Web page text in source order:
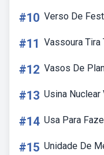
#10 Verso De
#11 Vassoura Tira
#12 Vasos De
#13 Usina Nuclear
#14 Usa Para
#15 Unidade De